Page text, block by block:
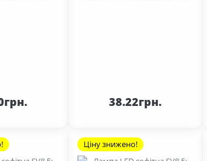
38.22грн.
кошика
Ціну знижено!